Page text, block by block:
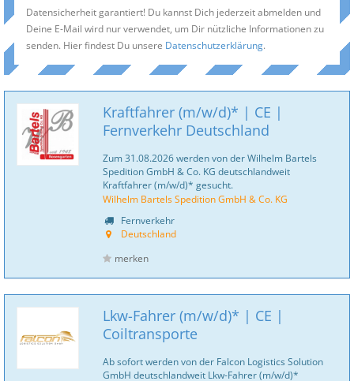
Datensicherheit garantiert! Du kannst Dich jederzeit abmelden und
Deine E-Mail wird nur verwendet, um Dir nützliche Informationen zu
senden. Hier findest Du unsere Datenschutzerklärung.
Kraftfahrer (m/w/d)* | CE |
Fernverkehr Deutschland
Zum 31.08.2026 werden von der Wilhelm Bartels
Spedition GmbH & Co. KG deutschlandweit
Kraftfahrer (m/w/d)* gesucht.
Wilhelm Bartels Spedition GmbH & Co. KG
Fernverkehr
Deutschland
merken
Lkw-Fahrer (m/w/d)* | CE |
Coiltransporte
Ab sofort werden von der Falcon Logistics Solution
GmbH deutschlandweit Lkw-Fahrer (m/w/d)*